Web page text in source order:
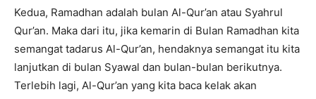
Kedua, Ramadhan adalah bulan Al-Qur’an atau Syahrul
Qur’an. Maka dari itu, jika kemarin di Bulan Ramadhan kita
semangat tadarus Al-Qur’an, hendaknya semangat itu kita
lanjutkan di bulan Syawal dan bulan-bulan berikutnya.
Terlebih lagi, Al-Qur’an yang kita baca kelak akan